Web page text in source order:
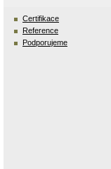
Certifikace
Reference
Podporujeme